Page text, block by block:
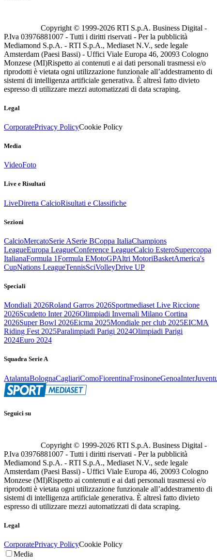
Copyright © 1999-2026 RTI S.p.A. Business Digital -
P.Iva 03976881007 - Tutti i diritti riservati - Per la pubblicità
Mediamond S.p.A. - RTI S.p.A., Mediaset N.V., sede legale
Amsterdam (Paesi Bassi) - Uffici Viale Europa 46, 20093 Cologno
Monzese (MI)Rispetto ai contenuti e ai dati personali trasmessi e/o
riprodotti è vietata ogni utilizzazione funzionale all’addestramento di
sistemi di intelligenza artificiale generativa. È altresì fatto divieto
espresso di utilizzare mezzi automatizzati di data scraping.
Legal
CorporatePrivacy PolicyCookie Policy
Media
VideoFoto
Live e Risultati
LiveDiretta CalcioRisultati e Classifiche
Sezioni
CalcioMercatoSerie ASerie BCoppa ItaliaChampions
LeagueEuropa LeagueConference LeagueCalcio EsteroSupercoppa
ItalianaFormula 1Formula EMotoGPAltri MotoriBasketAmerica's
CupNations LeagueTennisSciVolleyDrive UP
Speciali
Mondiali 2026Roland Garros 2026Sportmediaset Live Riccione
2026Scudetto Inter 2026Olimpiadi Invernali Milano Cortina
2026Super Bowl 2026Eicma 2025Mondiale per club 2025EICMA
Riding Fest 2025Paralimpiadi Parigi 2024Olimpiadi Parigi
2024Euro 2024
Squadra Serie A
AtalantaBolognaCagliariComoFiorentinaFrosinoneGenoaInter
Seguici su
Copyright © 1999-2026 RTI S.p.A. Business Digital -
P.Iva 03976881007 - Tutti i diritti riservati - Per la pubblicità
Mediamond S.p.A. - RTI S.p.A., Mediaset N.V., sede legale
Amsterdam (Paesi Bassi) - Uffici Viale Europa 46, 20093 Cologno
Monzese (MI)Rispetto ai contenuti e ai dati personali trasmessi e/o
riprodotti è vietata ogni utilizzazione funzionale all’addestramento di
sistemi di intelligenza artificiale generativa. È altresì fatto divieto
espresso di utilizzare mezzi automatizzati di data scraping.
Legal
CorporatePrivacy PolicyCookie Policy
Media